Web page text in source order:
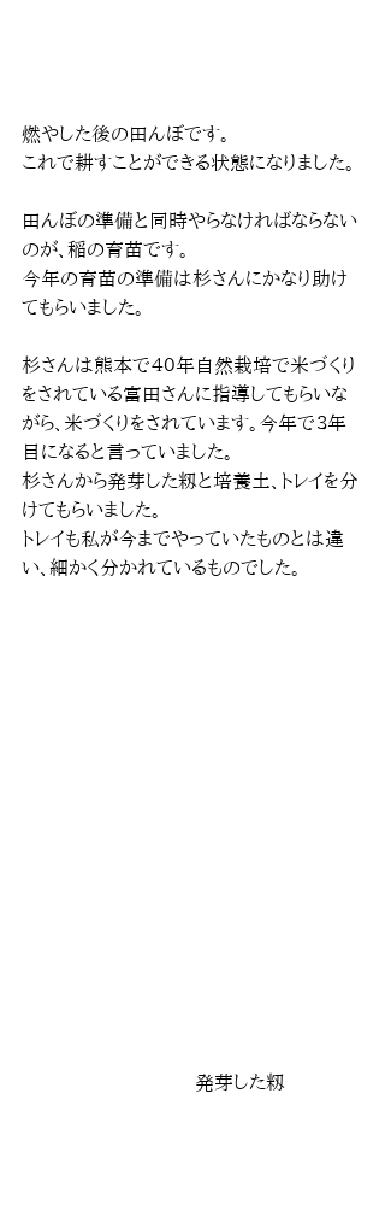
燃やした後の田んぼです。
これで耕すことができる状態になりました。
田んぼの準備と同時やらなければならない
のが、稲の育苗です。
今年の育苗の準備は杉さんにかなり助け
てもらいました。
杉さんは熊本で４０年自然栽培で米づくり
をされている富田さんに指導してもらいな
がら、米づくりをされています。今年で３年
目になると言っていました。
杉さんから発芽した籾と培養土、トレイを分
けてもらいました。
トレイも私が今までやっていたものとは違
い、細かく分かれているものでした。
発芽した籾